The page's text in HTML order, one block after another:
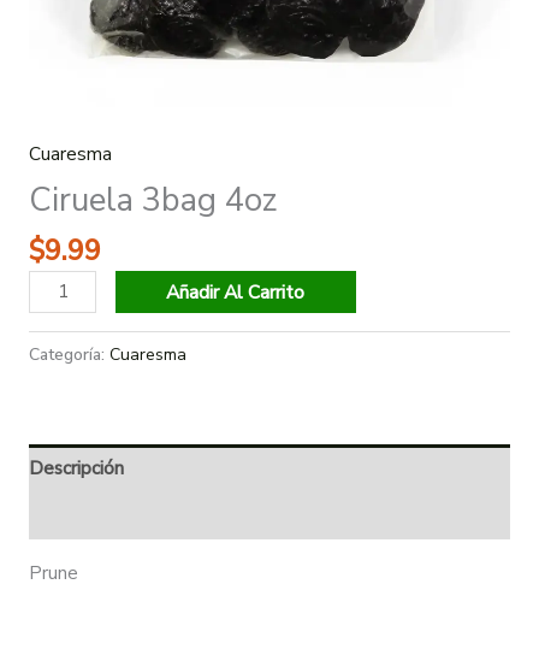
Cuaresma
Ciruela 3bag 4oz
$9.99
Añadir Al Carrito
Categoría: Cuaresma
Descripción
Prune